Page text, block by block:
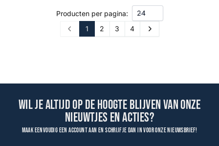
Producten per pagina:
Prev 1 2 3 4 Next
Wil je altijd op de hoogte blijven van onze
nieuwtjes en acties?
Maak eenvoudig een account aan en schrijf je dan in voor onze nieuwsbrief!